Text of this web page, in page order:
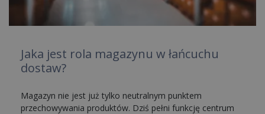
Jaka jest rola magazynu w łańcuchu
dostaw?
Magazyn nie jest już tylko neutralnym punktem
przechowywania produktów. Dziś pełni funkcję centrum